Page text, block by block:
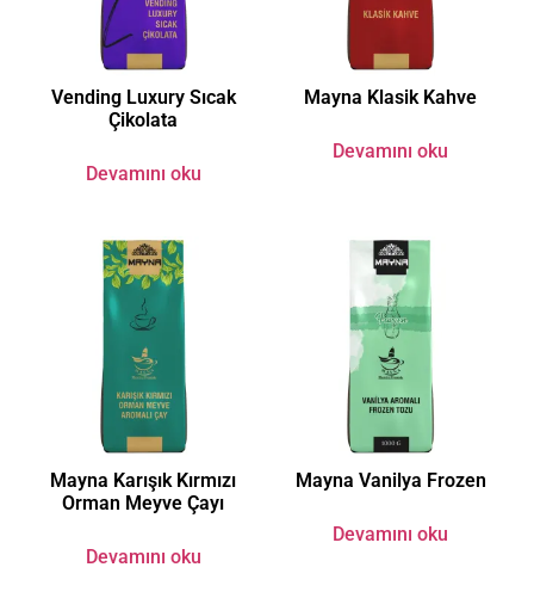
Vending Luxury Sıcak
Çikolata
Devamını oku
Mayna Klasik Kahve
Devamını oku
Mayna Karışık Kırmızı
Orman Meyve Çayı
Devamını oku
Mayna Vanilya Frozen
Devamını oku